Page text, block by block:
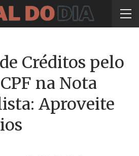
Créditos pelo
na Nota
Aproveite